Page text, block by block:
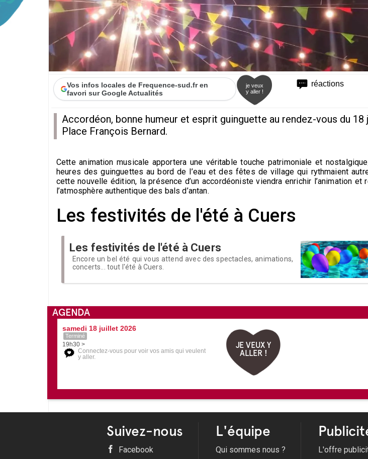
réactions
Vos infos locales de Frequence-sud.fr en
favori sur Google Actualités
je veux
y aller !
Accordéon, bonne humeur et esprit guinguette au rendez-vous du 18
Place François Bernard.
Cette animation musicale apportera une véritable touche patrimoniale et
heures des guinguettes au bord de l’eau et des fêtes de village qui rythmaient
cette nouvelle édition, la présence d’un accordéoniste viendra enrichir l’animation et
l’atmosphère authentique des bals d’antan.
Les festivités de l'été à Cuers
Les festivités de l'été à Cuers
Encore un bel été qui vous attend avec des spectacles, animations,
concerts... tout l'été à Cuers.
AGENDA
samedi 18 juillet 2026
Terminé
19h30 >
Connectez-vous pour voir vos amis qui veulent
y aller.
JE VEUX Y
ALLER !
Suivez-nous
Facebook
L'équipe
Qui sommes nous ? L'offre